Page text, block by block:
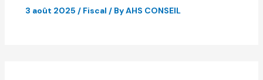
3 août 2025 / Fiscal / ByAHS CONSEIL